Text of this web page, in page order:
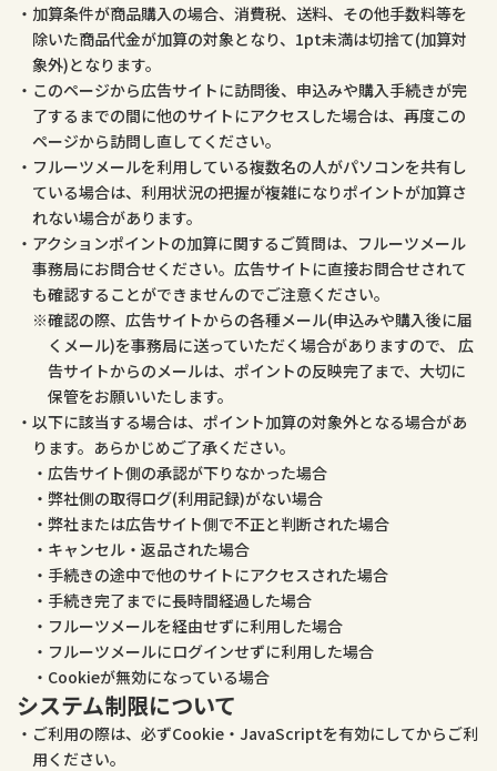
加算条件が商品購入の場合、消費税、送料、その他手数料等を
除いた商品代金が加算の対象となり、1pt未満は切捨て(加算対
象外)となります。
このページから広告サイトに訪問後、申込みや購入手続きが完
了するまでの間に他のサイトにアクセスした場合は、再度この
ページから訪問し直してください。
フルーツメールを利用している複数名の人がパソコンを共有し
ている場合は、利用状況の把握が複雑になりポイントが加算さ
れない場合があります。
アクションポイントの加算に関するご質問は、フルーツメール
事務局にお問合せください。広告サイトに直接お問合せされて
も確認することができませんのでご注意ください。
確認の際、広告サイトからの各種メール(申込みや購入後に届
くメール)を事務局に送っていただく場合がありますので、 広
告サイトからのメールは、ポイントの反映完了まで、大切に
保管をお願いいたします。
以下に該当する場合は、ポイント加算の対象外となる場合があ
ります。あらかじめご了承ください。
広告サイト側の承認が下りなかった場合
弊社側の取得ログ(利用記録)がない場合
弊社または広告サイト側で不正と判断された場合
キャンセル・返品された場合
手続きの途中で他のサイトにアクセスされた場合
手続き完了までに長時間経過した場合
フルーツメールを経由せずに利用した場合
フルーツメールにログインせずに利用した場合
Cookieが無効になっている場合
システム制限について
ご利用の際は、必ずCookie・JavaScriptを有効にしてからご利
用ください。